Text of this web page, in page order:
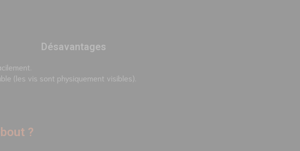
Désavantages
(les vis sont physiquement visibles).
?